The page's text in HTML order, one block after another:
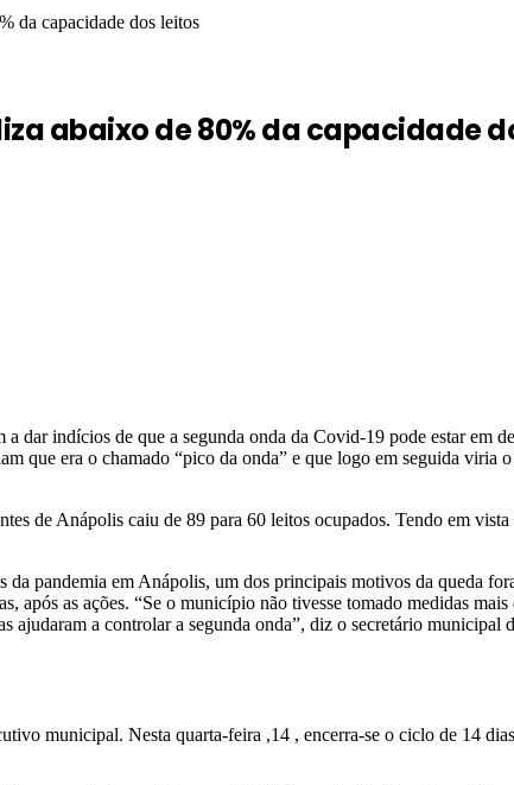
da capacidade dos leitos
abaixo de 80% da capacidade
dar indícios de que a segunda onda da Covid-19 pode estar
que era o chamado “pico da onda” e que logo em seguida
de Anápolis caiu de 89 para 60 leitos ocupados. Tendo em
pandemia em Anápolis, um dos principais motivos da queda
após as ações. “Se o município não tivesse tomado medidas
ajudaram a controlar a segunda onda”, diz o secretário municipal
municipal. Nesta quarta-feira ,14 , encerra-se o ciclo de 14